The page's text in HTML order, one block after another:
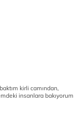
kirli camından,
insanlara bakıyorum